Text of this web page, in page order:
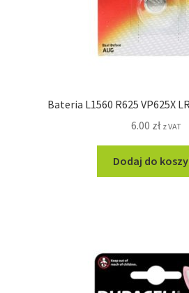
Bateria L1560 R625 VP625X
6.00 zł z VAT
Dodaj do